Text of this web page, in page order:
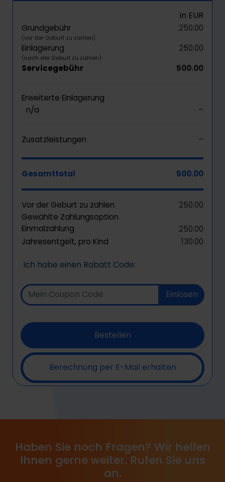
in EUR
Grundgebühr
(vor der Geburt zu zahlen)
250.00
Einlagerung
(nach der Geburt zu zahlen)
250.00
Servicegebühr
500.00
Erweiterte Einlagerung
n/a
–
Zusatzleistungen –
Gesamttotal 500.00
Vor der Geburt zu zahlen
250.00
Gewählte Zahlungsoption
Einmalzahlung
250.00
Jahresentgelt, pro Kind
130.00
Ich habe einen Rabatt Code:
Einlösen
Bestellen
Berechnung per E-Mail erhalten
Haben Sie noch Fragen? Wir helfen
Ihnen gerne weiter. Rufen Sie uns
an.